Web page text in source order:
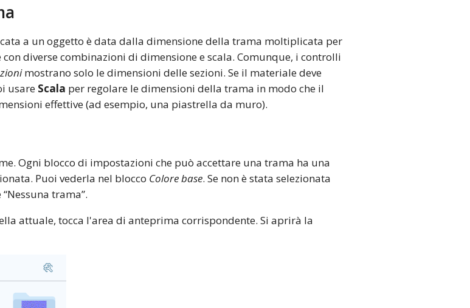
a un oggetto è data dalla dimensione della trama moltiplicata per
diverse combinazioni di dimensione e scala. Comunque, i controlli
mostrano solo le dimensioni delle sezioni. Se il materiale deve
usare Scala per regolare le dimensioni della trama in modo che il
effettive (ad esempio, una piastrella da muro).
Ogni blocco di impostazioni che può accettare una trama ha una
Puoi vederla nel blocco Colore base. Se non è stata selezionata
trama”.
attuale, tocca l'area di anteprima corrispondente. Si aprirà la